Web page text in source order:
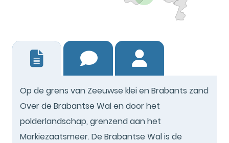
Op de grens van Zeeuwse klei en Brabants zand
Over de Brabantse Wal en door het
polderlandschap, grenzend aan het
Markiezaatsmeer. De Brabantse Wal is de